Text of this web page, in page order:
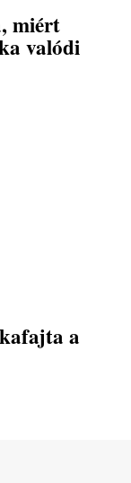
miért
valódi
a